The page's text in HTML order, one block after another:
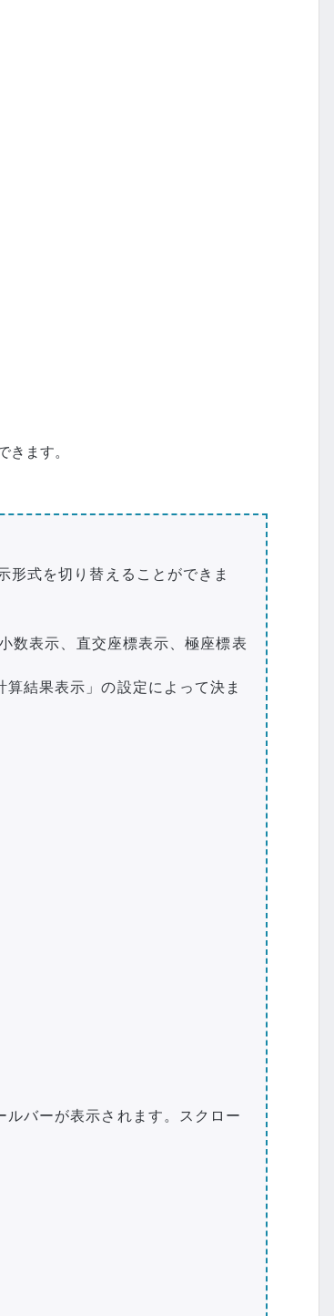
ます。
形式を切り替えることができま
数表示、直交座標表示、極座標表
結果表示」の設定によって決ま
バーが表示されます。スクロー